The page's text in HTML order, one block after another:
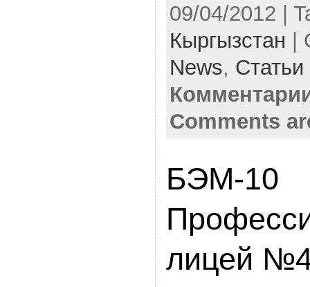
09/04/2012 |
Кыргызстан |
News,
Comments
БЭМ-10
лицей